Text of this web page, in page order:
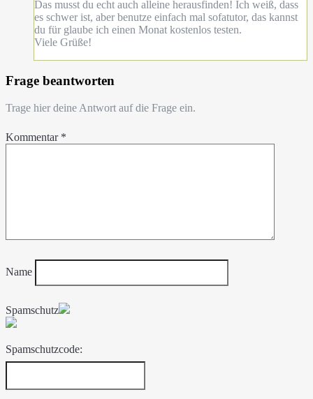
Das musst du echt auch alleine herausfinden! Ich weiß, dass
es schwer ist, aber benutze einfach mal sofatutor, das kannst
du für glaube ich einen Monat kostenlos testen.
Viele Grüße!
Frage beantworten
Trage hier deine Antwort auf die Frage ein.
Kommentar *
Name
Spamschutz
Spamschutzcode: